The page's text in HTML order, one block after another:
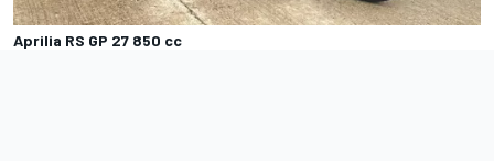
Aprilia RS GP 27 850 cc